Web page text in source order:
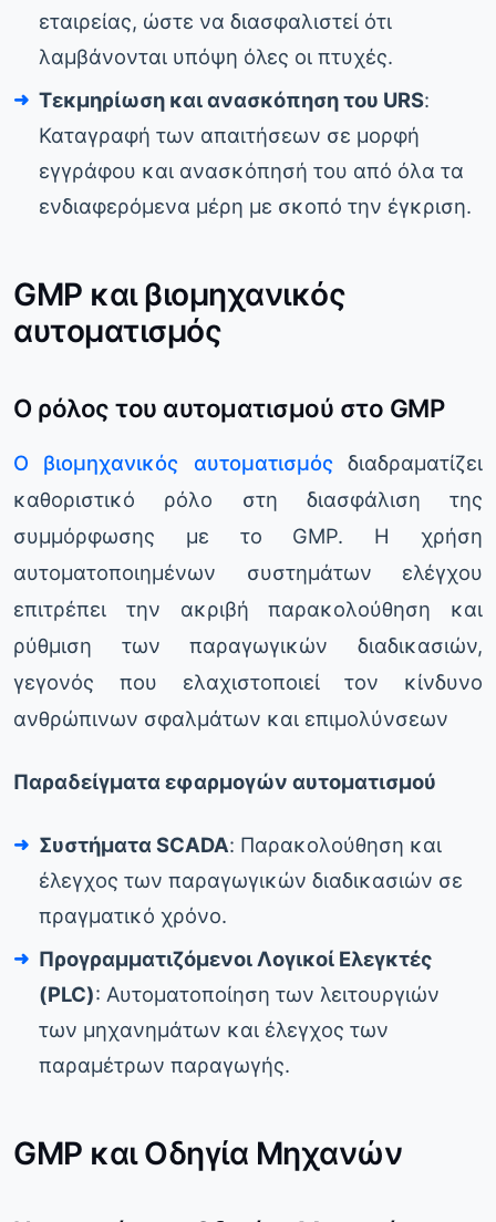
εταιρείας, ώστε να διασφαλιστεί ότι
λαμβάνονται υπόψη όλες οι πτυχές.
Τεκμηρίωση και ανασκόπηση του URS:
Καταγραφή των απαιτήσεων σε μορφή
εγγράφου και ανασκόπησή του από όλα τα
ενδιαφερόμενα μέρη με σκοπό την έγκριση.
GMP και βιομηχανικός
αυτοματισμός
Ο ρόλος του αυτοματισμού στο GMP
Ο βιομηχανικός αυτοματισμόςδιαδραματίζει
καθοριστικό ρόλο στη διασφάλιση της
συμμόρφωσης με το GMP. Η χρήση
αυτοματοποιημένων συστημάτων ελέγχου
επιτρέπει την ακριβή παρακολούθηση και
ρύθμιση των παραγωγικών διαδικασιών,
γεγονός που ελαχιστοποιεί τον κίνδυνο
ανθρώπινων σφαλμάτων και επιμολύνσεων
Παραδείγματα εφαρμογών αυτοματισμού
Συστήματα SCADA: Παρακολούθηση και
έλεγχος των παραγωγικών διαδικασιών σε
πραγματικό χρόνο.
Προγραμματιζόμενοι Λογικοί Ελεγκτές
(PLC): Αυτοματοποίηση των λειτουργιών
των μηχανημάτων και έλεγχος των
παραμέτρων παραγωγής.
GMP και Οδηγία Μηχανών